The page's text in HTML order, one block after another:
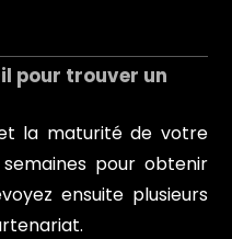
pour trouver un
la maturité de votre
pour obtenir
ensuite plusieurs